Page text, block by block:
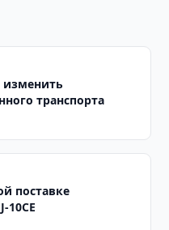
изменить
транспорта
поставке
10CE